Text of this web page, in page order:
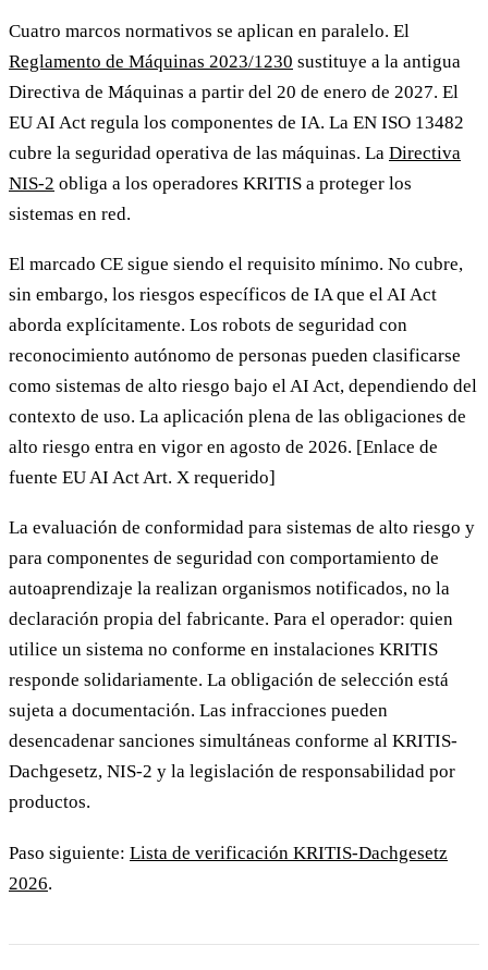
Cuatro marcos normativos se aplican en paralelo. El
Reglamento de Máquinas 2023/1230 sustituye a la antigua
Directiva de Máquinas a partir del 20 de enero de 2027. El
EU AI Act regula los componentes de IA. La EN ISO 13482
cubre la seguridad operativa de las máquinas. La Directiva
NIS-2 obliga a los operadores KRITIS a proteger los
sistemas en red.
El marcado CE sigue siendo el requisito mínimo. No cubre,
sin embargo, los riesgos específicos de IA que el AI Act
aborda explícitamente. Los robots de seguridad con
reconocimiento autónomo de personas pueden clasificarse
como sistemas de alto riesgo bajo el AI Act, dependiendo del
contexto de uso. La aplicación plena de las obligaciones de
alto riesgo entra en vigor en agosto de 2026. [Enlace de
fuente EU AI Act Art. X requerido]
La evaluación de conformidad para sistemas de alto riesgo y
para componentes de seguridad con comportamiento de
autoaprendizaje la realizan organismos notificados, no la
declaración propia del fabricante. Para el operador: quien
utilice un sistema no conforme en instalaciones KRITIS
responde solidariamente. La obligación de selección está
sujeta a documentación. Las infracciones pueden
desencadenar sanciones simultáneas conforme al KRITIS-
Dachgesetz, NIS-2 y la legislación de responsabilidad por
productos.
Paso siguiente: Lista de verificación KRITIS-Dachgesetz
2026.